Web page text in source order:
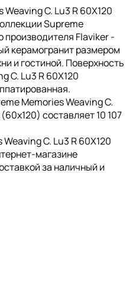
C. Lu3 R 60X120
Supreme
производителя Flaviker -
керамогранит размером
и гостиной. Поверхность
C. Lu3 R 60X120
Memories Weaving C.
составляет 10 107
C. Lu3 R 60X120
магазине
за наличный и